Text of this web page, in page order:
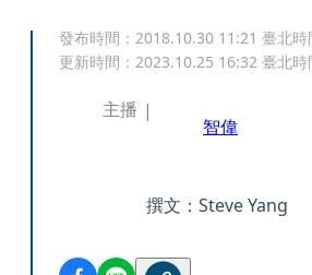
發布時間： 2018.10.30 11:21 臺北時
更新時間： 2023.10.25 16:32 臺北時
主播
智偉
撰文：Steve Yang